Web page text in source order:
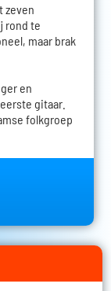
zeven
rond te
maar brak
en
gitaar.
folkgroep